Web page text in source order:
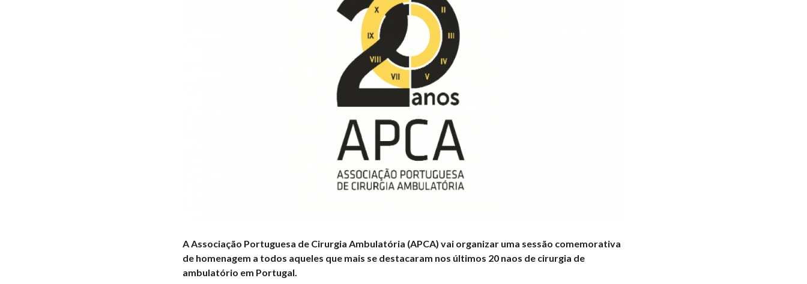
A Associação Portuguesa de Cirurgia Ambulatória (APCA) vai organizar uma sessão comemorativa
de homenagem a todos aqueles que mais se destacaram nos últimos 20 naos de cirurgia de
ambulatório em Portugal.